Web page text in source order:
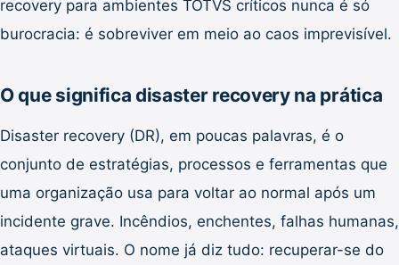
recovery para ambientes TOTVS críticos nunca é só
burocracia: é sobreviver em meio ao caos imprevisível.
O que significa disaster recovery na prática
Disaster recovery (DR), em poucas palavras, é o
conjunto de estratégias, processos e ferramentas que
uma organização usa para voltar ao normal após um
incidente grave. Incêndios, enchentes, falhas humanas,
ataques virtuais. O nome já diz tudo: recuperar-se do